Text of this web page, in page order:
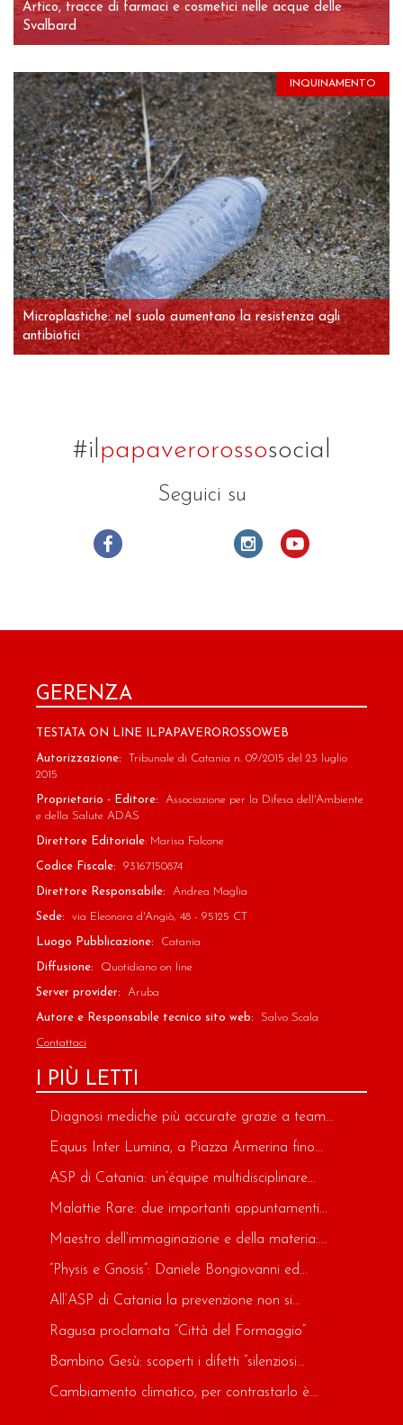
Artico, tracce di farmaci e cosmetici nelle acque delle
Svalbard
INQUINAMENTO
Microplastiche: nel suolo aumentano la resistenza agli
antibiotici
#ilpapaverorossosocial
Seguici su
GERENZA
TESTATA ON LINE ILPAPAVEROROSSOWEB
Autorizzazione: Tribunale di Catania n. 09/2015 del 23 luglio
2015
Proprietario - Editore: Associazione per la Difesa dell'Ambiente
e della Salute ADAS
Direttore Editoriale: Marisa Falcone
Codice Fiscale: 93167150874
Direttore Responsabile: Andrea Maglia
Sede: via Eleonora d'Angiò, 48 - 95125 CT
Luogo Pubblicazione: Catania
Diffusione: Quotidiano on line
Server provider: Aruba
Autore e Responsabile tecnico sito web: Salvo Scala
Contattaci
I PIÙ LETTI
Diagnosi mediche più accurate grazie a team...
Equus Inter Lumina, a Piazza Armerina fino...
ASP di Catania: un’équipe multidisciplinare...
Malattie Rare: due importanti appuntamenti...
Maestro dell’immaginazione e della materia:...
“Physis e Gnosis”: Daniele Bongiovanni ed...
All’ASP di Catania la prevenzione non si...
Ragusa proclamata “Città del Formaggio”
Bambino Gesù: scoperti i difetti “silenziosi...
Cambiamento climatico, per contrastarlo è...